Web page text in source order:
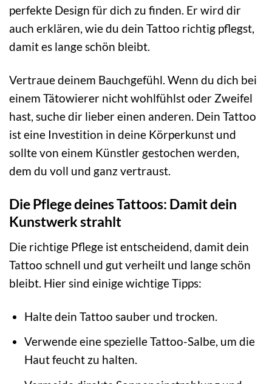
perfekte Design für dich zu finden. Er wird dir
auch erklären, wie du dein Tattoo richtig pflegst,
damit es lange schön bleibt.
Vertraue deinem Bauchgefühl. Wenn du dich bei
einem Tätowierer nicht wohlfühlst oder Zweifel
hast, suche dir lieber einen anderen. Dein Tattoo
ist eine Investition in deine Körperkunst und
sollte von einem Künstler gestochen werden,
dem du voll und ganz vertraust.
Die Pflege deines Tattoos: Damit dein
Kunstwerk strahlt
Die richtige Pflege ist entscheidend, damit dein
Tattoo schnell und gut verheilt und lange schön
bleibt. Hier sind einige wichtige Tipps:
Halte dein Tattoo sauber und trocken.
Verwende eine spezielle Tattoo-Salbe, um die
Haut feucht zu halten.